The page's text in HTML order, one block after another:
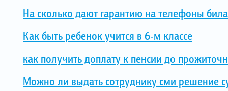
На сколько дают гарантию на телефоны
Как быть ребенок учится в 6-м классе
как получить доплату к пенсии до
Можно ли выдать сотруднику сми решение